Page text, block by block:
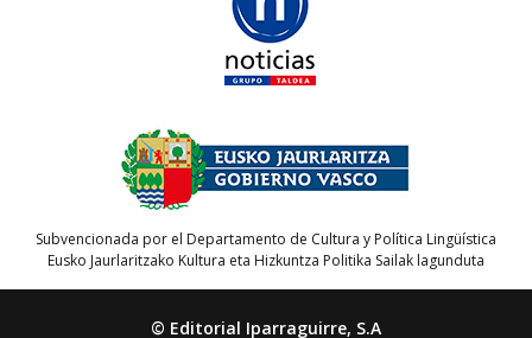
Subvencionada por el Departamento de Cultura y Política Lingüística
Eusko Jaurlaritzako Kultura eta Hizkuntza Politika Sailak lagunduta
© Editorial Iparraguirre, S.A